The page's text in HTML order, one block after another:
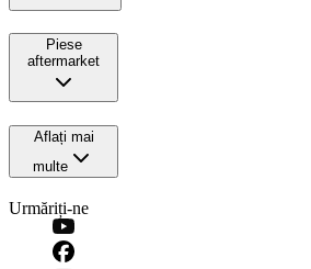
Piese
aftermarket
Aflați mai
multe
Urmăriți-ne